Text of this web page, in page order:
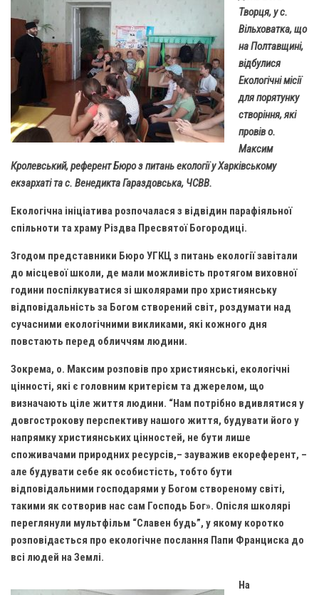
Архистратига Михаїла (м. Люботин)
Покрови Пресвятої Богородиці (с. Вільча)
Преображенська парафія (м. Лозова)
Парафія Благовіщення Пресвятої Богородиці (смт
Золочів)
Парафія Різдва Пресвятої Богородиці м. Берестин
(Красноград)
Пресвятої Трійці (м. Полтава)
Всіх Святих українського народу (м. Полтава)
Свято-Юріївська парафія (м. Полтава)
Архистратига Михаїла (с. Пригарівка)
Благовіщення Пресвятої Богородиці (с. Шевченки)
Введення у храм Пресвятої Богородиці (с. Дашківка)
Вознесіння ГНІХ (с. Витівка)
Вознесіння Господнього (м. Кобеляки)
Пророка Іллі (смт. Білики)
Різдва Пресвятої Богородиці (с. Вільховатка)
Св. Апостола Андрія Первозванного (с. Засулля)
Св. Миколая (с. Деменки)
Успіння Пресвятої Богородиці (м. Кременчук)
Успіння Пресвятої Богородиці (м. Лубни)
Парохії Сумської області
Введення в храм Богородиці (м. Суми)
Матері Божої Неустанної Помочі (м. Охтирка)
Газета Християнський голос
Надруковані числа
Молитви
Галерея
Рух pro-life
Творця, у с.
Вільховатка, що
на Полтавщині,
відбулися
Екологічні місії
для порятунку
створіння, які
провів о.
Максим
Кролевський, референт Бюро з питань екології у Харківському
екзархаті та с. Венедикта Гараздовська, ЧСВВ.
Екологічна ініціатива розпочалася з відвідин парафіяльної
спільноти та храму Різдва Пресвятої Богородиці.
Згодом представники Бюро УГКЦ з питань екології завітали
до місцевої школи, де мали можливість протягом виховної
години поспілкуватися зі школярами про християнську
відповідальність за Богом створений світ, роздумати над
сучасними екологічними викликами, які кожного дня
повстають перед обличчям людини.
Зокрема, о. Максим розповів про християнські, екологічні
цінності, які є головним критерієм та джерелом, що
визначають ціле життя людини. “Нам потрібно вдивлятися у
довгострокову перспективу нашого життя, будувати його у
напрямку християнських цінностей, не бути лише
споживачами природних ресурсів,– зауважив екореферент, –
але будувати себе як особистість, тобто бути
відповідальними господарями у Богом створеному світі,
такими як сотворив нас сам Господь Бог». Опісля школярі
переглянули мультфільм “Славен будь”, у якому коротко
розповідається про екологічне послання Папи Франциска до
всі людей на Землі.
На